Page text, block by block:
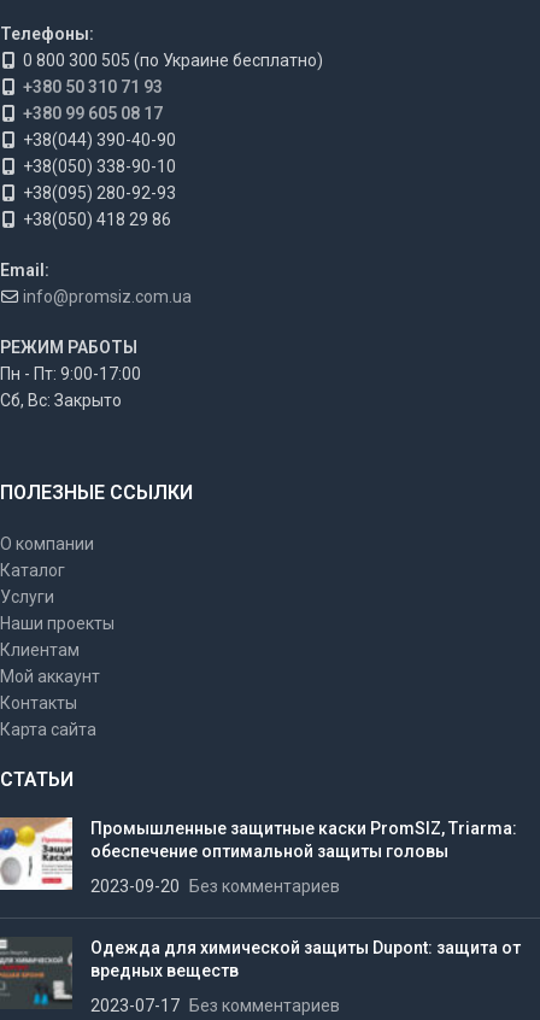
Телефоны:
0 800 300 505 (по Украине бесплатно)
+380 50 310 71 93
+380 99 605 08 17
+38(044) 390-40-90
+38(050) 338-90-10
+38(095) 280-92-93
+38(050) 418 29 86
Email:
info@promsiz.com.ua
РЕЖИМ РАБОТЫ
Пн - Пт: 9:00-17:00
Сб, Вс: Закрыто
ПОЛЕЗНЫЕ ССЫЛКИ
О компании
Каталог
Услуги
Наши проекты
Клиентам
Мой аккаунт
Контакты
Карта сайта
СТАТЬИ
Промышленные защитные каски PromSIZ, Triarma:
обеспечение оптимальной защиты головы
2023-09-20
Без комментариев
Одежда для химической защиты Dupont: защита от
вредных веществ
2023-07-17
Без комментариев